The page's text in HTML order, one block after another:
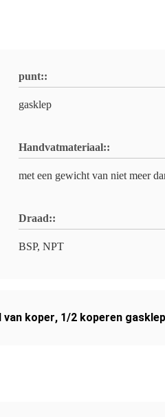
punt::
gasklep
Handvatmateriaal::
met een gewicht van niet meer
Draad::
BSP, NPT
koper, 1/2 koperen gasklep